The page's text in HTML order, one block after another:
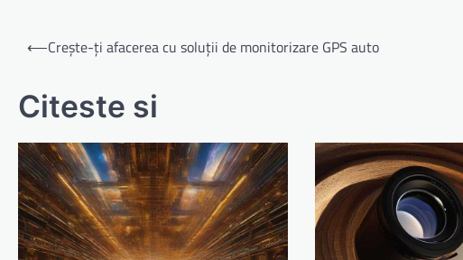
Navigare
articole
⟵Crește-ți afacerea cu soluții de monitorizare GPS auto
Citeste si